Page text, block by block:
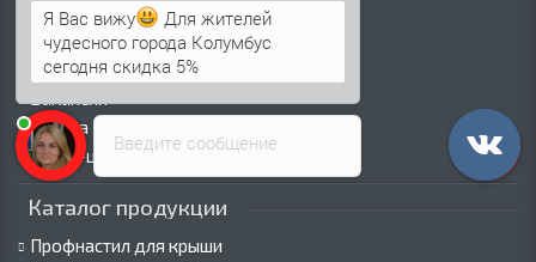
Сертификаты
Виды покрытий
Как оформить заказ
Оплата
Пресс-центр
Каталог продукции
Профнастил для крыши
Введите сообщение
Я Вас вижу
Для жителей
чудесного города Колумбус
сегодня скидка 5%